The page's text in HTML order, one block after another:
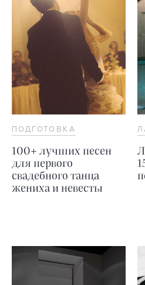
ПОДГОТОВКА
100+ лучших песен
для первого
свадебного танца
жениха и невесты